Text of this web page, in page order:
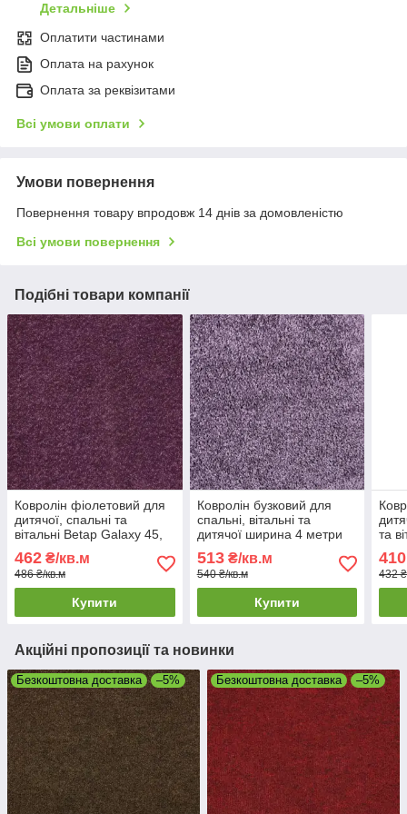
Детальніше
Оплатити частинами
Оплата на рахунок
Оплата за реквізитами
Всі умови оплати
Умови повернення
Повернення товару впродовж 14 днів за домовленістю
Всі умови повернення
Подібні товари компанії
Ковролін фіолетовий для
дитячої, спальні та
вітальні Betap Galaxy 45,
462 ₴/кв.м
486 ₴/кв.м
Купити
Ковролін бузковий для
спальні, вітальні та
дитячої ширина 4 метри
513₴/кв.м
540 ₴/кв.м
Купити
та
410
432
Акційні пропозиції та новинки
Безкоштовна доставка –5% Безкоштовна доставка –5%